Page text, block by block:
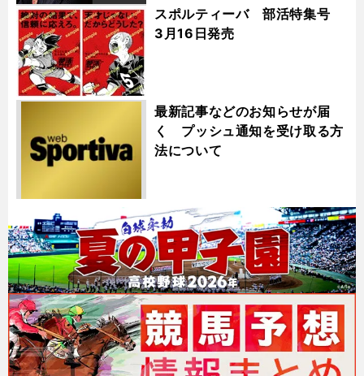
スポルティーバ 部活特集号
3月16日発売
最新記事などのお知らせが届
く プッシュ通知を受け取る方
法について